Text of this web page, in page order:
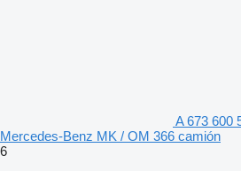
A 673 600
Mercedes-Benz MK / OM 366 camión
6